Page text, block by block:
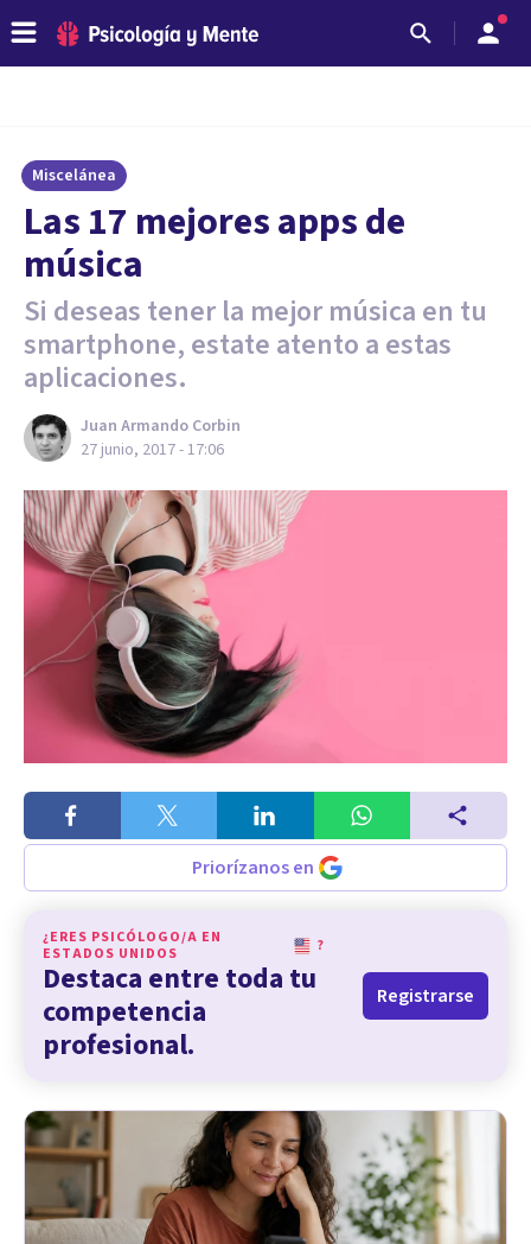
Miscelánea
​Las 17 mejores apps de
música
Si deseas tener la mejor música en tu
smartphone, estate atento a estas
aplicaciones.
Juan Armando Corbin
27 junio, 2017 - 17:06
Priorízanos en
¿ERES PSICÓLOGO/A EN
ESTADOS UNIDOS
?
Destaca entre toda tu
competencia
profesional.
Registrarse